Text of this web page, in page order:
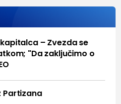
– Zvezda se
"Da zaključimo o
Partizana